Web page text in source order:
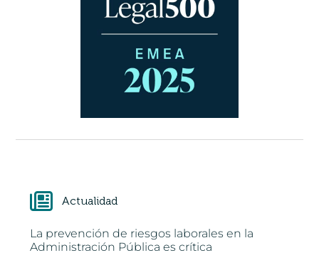
Actualidad
La prevención de riesgos laborales en la
Administración Pública es crítica